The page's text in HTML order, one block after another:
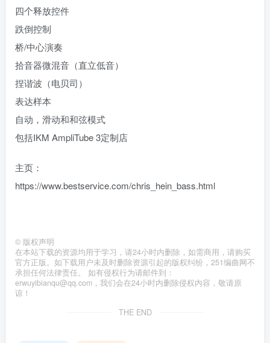
四个释放控件
跌倒控制
桥/中心演奏
拾音器微混音（直立低音）
捏谐波（电贝司）
表达样本
自动，滑动和和弦模式
包括IKM AmpliTube 3定制店
主页：
https://www.bestservice.com/chris_hein_bass.html
© 版权声明
在本站下载的资源均用于学习，请24小时内删除，如需商用，请购买
官方正版。如下载用户未及时删除资源引起的版权纠纷，251编曲网不
承担任何法律责任。 如有侵权行为请邮件到：
erwuyibianqu@qq.com，我们会在24小时内删除侵权内容，敬请原
谅！
THE END